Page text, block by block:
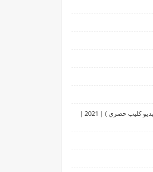
مؤمن - عظمة ( فيديو كليب حصري ) | 2021 |